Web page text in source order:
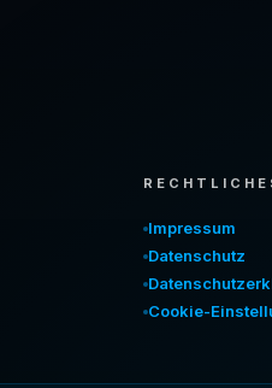
Impressum
Datenschutz
Cookie-